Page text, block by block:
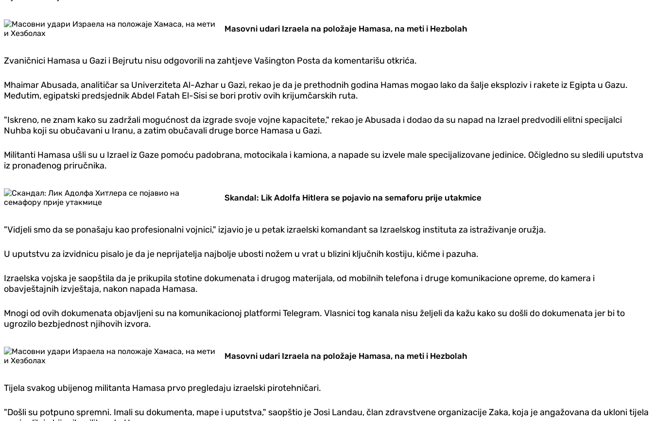
Masovni udari Izraela na položaje Hamasa, na meti i Hezbolah
Zvaničnici Hamasa u Gazi i Bejrutu nisu odgovorili na zahtjeve Vašington Posta da komentarišu otkrića.
Mhaimar Abusada, analitičar sa Univerziteta Al-Azhar u Gazi, rekao je da je prethodnih godina Hamas mogao lako da šalje eksploziv i rakete iz Egipta u Gazu.
Međutim, egipatski predsjednik Abdel Fatah El-Sisi se bori protiv ovih krijumčarskih ruta.
"Iskreno, ne znam kako su zadržali mogućnost da izgrade svoje vojne kapacitete," rekao je Abusada i dodao da su napad na Izrael predvodili elitni specijalci
Nuhba koji su obučavani u Iranu, a zatim obučavali druge borce Hamasa u Gazi.
Militanti Hamasa ušli su u Izrael iz Gaze pomoću padobrana, motocikala i kamiona, a napade su izvele male specijalizovane jedinice. Očigledno su sledili uputstva
iz pronađenog priručnika.
Skandal: Lik Adolfa Hitlera se pojavio na semaforu prije utakmice
"Vidjeli smo da se ponašaju kao profesionalni vojnici," izjavio je u petak izraelski komandant sa Izraelskog instituta za istraživanje oružja.
U uputstvu za izvidnicu pisalo je da je neprijatelja najbolje ubosti nožem u vrat u blizini ključnih kostiju, kičme i pazuha.
Izraelska vojska je saopštila da je prikupila stotine dokumenata i drugog materijala, od mobilnih telefona i druge komunikacione opreme, do kamera i
obavještajnih izvještaja, nakon napada Hamasa.
Mnogi od ovih dokumenata objavljeni su na komunikacionoj platformi Telegram. Vlasnici tog kanala nisu željeli da kažu kako su došli do dokumenata jer bi to
ugrozilo bezbjednost njihovih izvora.
Masovni udari Izraela na položaje Hamasa, na meti i Hezbolah
Tijela svakog ubijenog militanta Hamasa prvo pregledaju izraelski pirotehničari.
"Došli su potpuno spremni. Imali su dokumenta, mape i uputstva," saopštio je Josi Landau, član zdravstvene organizacije Zaka, koja je angažovana da ukloni tijela